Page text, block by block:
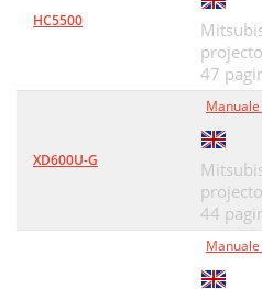
HC5500
47
XD600U-G
44